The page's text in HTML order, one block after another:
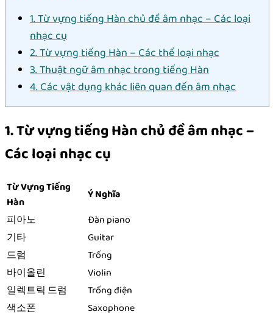
1. Từ vựng tiếng Hàn chủ đề âm nhạc – Các loại
nhạc cụ
2. Từ vựng tiếng Hàn – Các thể loại nhạc
3. Thuật ngữ âm nhạc trong tiếng Hàn
4. Các vật dụng khác liên quan đến âm nhạc
1. Từ vựng tiếng Hàn chủ đề âm nhạc –
Các loại nhạc cụ
Từ Vựng Tiếng
Hàn
Ý Nghĩa
피아노
Đàn piano
기타
Guitar
드럼
Trống
바이올린
Violin
일렉트릭 드럼
Trống điện
색소폰
Saxophone